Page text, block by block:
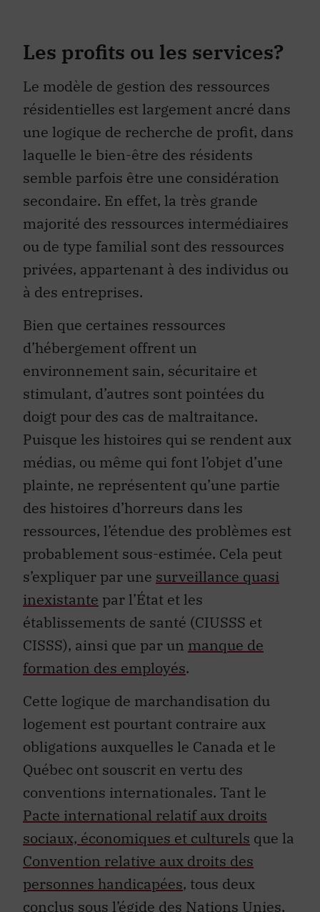
Les profits ou les services?
Le modèle de gestion des ressources
résidentielles est largement ancré dans
une logique de recherche de profit, dans
laquelle le bien-être des résidents
semble parfois être une considération
secondaire. En effet, la très grande
majorité des ressources intermédiaires
ou de type familial sont des ressources
privées, appartenant à des individus ou
à des entreprises.
Bien que certaines ressources
d’hébergement offrent un
environnement sain, sécuritaire et
stimulant, d’autres sont pointées du
doigt pour des cas de maltraitance.
Puisque les histoires qui se rendent aux
médias, ou même qui font l’objet d’une
plainte, ne représentent qu’une partie
des histoires d’horreurs dans les
ressources, l’étendue des problèmes est
probablement sous-estimée. Cela peut
s’expliquer par une surveillance quasi
inexistante par l’État et les
établissements de santé (CIUSSS et
CISSS), ainsi que par un manque de
formation des employés.
Cette logique de marchandisation du
logement est pourtant contraire aux
obligations auxquelles le Canada et le
Québec ont souscrit en vertu des
conventions internationales. Tant le
Pacte international relatif aux droits
sociaux, économiques et culturels que la
Convention relative aux droits des
personnes handicapées, tous deux
conclus sous l’égide des Nations Unies,